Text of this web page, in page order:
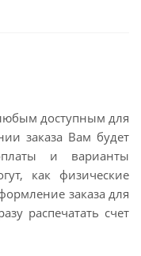
доступным для
заказа Вам будет
и варианты
как физические
заказа для
распечатать счет